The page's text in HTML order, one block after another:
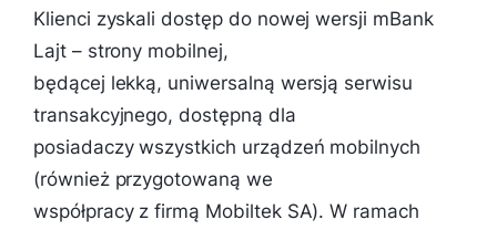
Klienci zyskali dostęp do nowej wersji mBank
Lajt – strony mobilnej,
będącej lekką, uniwersalną wersją serwisu
transakcyjnego, dostępną dla
posiadaczy wszystkich urządzeń mobilnych
(również przygotowaną we
współpracy z firmą Mobiltek SA). W ramach